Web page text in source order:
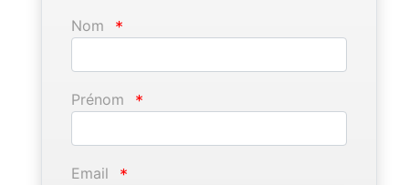
Nom *
Prénom *
Email *